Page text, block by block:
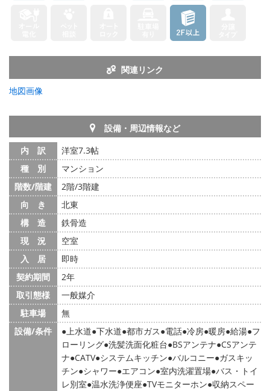
関連リンク
地図画像
設備・周辺情報など
内 訳
洋室7.3帖
種 別
マンション
階数/階建
2階/3階建
向 き
北東
構 造
鉄骨造
現 況
空室
入 居
即時
契約期間
2年
取引態様
一般媒介
駐車場
無
設備/条件
上水道 下水道 都市ガス 電話 冷房 暖房 給湯 フ
ローリング 洗髪洗面化粧台 BSアンテナ CSアンテ
ナ CATV システムキッチン バルコニー ガスキッ
チン シャワー エアコン 室内洗濯置場 バス・トイ
レ別室 温水洗浄便座 TVモニターホン 収納スペー